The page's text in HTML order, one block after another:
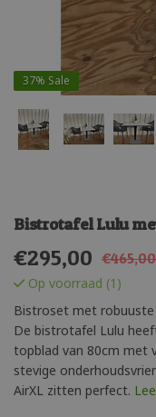
37% Sale
Bistrotafel Lulu
€295,00 €465,00
Op voorraad (1)
Bistroset met
De bistrotafel Lulu
topblad van 80cm met
stevige
AirXL zitten perfect.